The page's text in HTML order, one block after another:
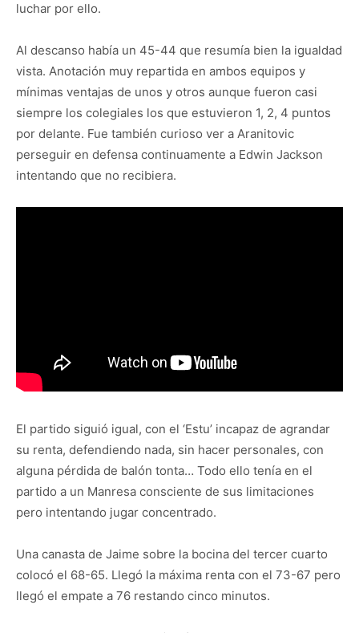
luchar por ello.
Al descanso había un 45-44 que resumía bien la igualdad
vista. Anotación muy repartida en ambos equipos y
mínimas ventajas de unos y otros aunque fueron casi
siempre los colegiales los que estuvieron 1, 2, 4 puntos
por delante. Fue también curioso ver a Aranitovic
perseguir en defensa continuamente a Edwin Jackson
intentando que no recibiera.
El partido siguió igual, con el ‘Estu’ incapaz de agrandar
su renta, defendiendo nada, sin hacer personales, con
alguna pérdida de balón tonta… Todo ello tenía en el
partido a un Manresa consciente de sus limitaciones
pero intentando jugar concentrado.
Una canasta de Jaime sobre la bocina del tercer cuarto
colocó el 68-65. Llegó la máxima renta con el 73-67 pero
llegó el empate a 76 restando cinco minutos.